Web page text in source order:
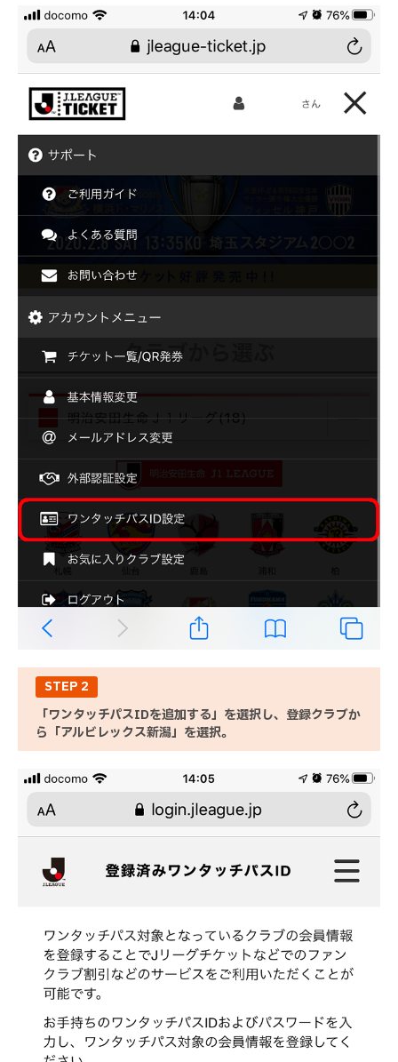
STEP 2
「ワンタッチパスIDを追加する」を選択し、登録クラブか
ら「アルビレックス新潟」を選択。